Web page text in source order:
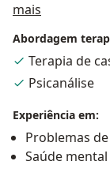
mais
Abordagem
Terapia de
Psicanálise
Experiência em:
Problemas
Saúde mental